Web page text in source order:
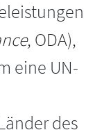
, ODA),
eine UN-
des